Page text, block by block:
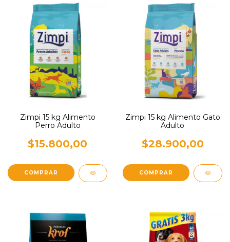
Zimpi 15 kg Alimento
Perro Adulto
$15.800,00
Zimpi 15 kg Alimento Gato
Adulto
$28.900,00